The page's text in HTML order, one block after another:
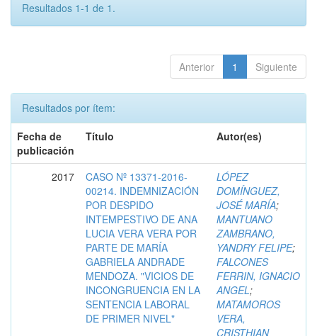
Resultados 1-1 de 1.
Anterior 1 Siguiente
Resultados por ítem:
Fecha de
publicación
Título Autor(es)
2017
CASO Nº 13371-2016-
00214. INDEMNIZACIÓN
POR DESPIDO
INTEMPESTIVO DE ANA
LUCIA VERA VERA POR
PARTE DE MARÍA
GABRIELA ANDRADE
MENDOZA. "VICIOS DE
INCONGRUENCIA EN LA
SENTENCIA LABORAL
DE PRIMER NIVEL"
LÓPEZ
DOMÍNGUEZ,
JOSÉ MARÍA;
MANTUANO
ZAMBRANO,
YANDRY FELIPE;
FALCONES
FERRIN, IGNACIO
ANGEL;
MATAMOROS
VERA,
CRISTHIAN